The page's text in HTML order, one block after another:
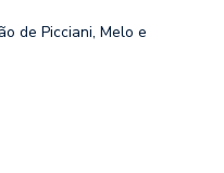
de Picciani, Melo e